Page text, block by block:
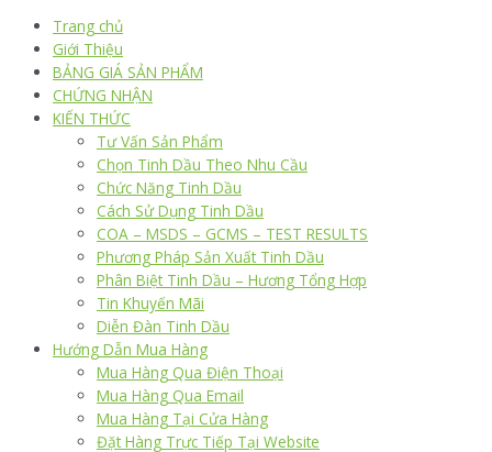
Trang chủ
Giới Thiệu
BẢNG GIÁ SẢN PHẨM
CHỨNG NHẬN
KIẾN THỨC
Tư Vấn Sản Phẩm
Chọn Tinh Dầu Theo Nhu Cầu
Chức Năng Tinh Dầu
Cách Sử Dụng Tinh Dầu
COA – MSDS – GCMS – TEST RESULTS
Phương Pháp Sản Xuất Tinh Dầu
Phân Biệt Tinh Dầu – Hương Tổng Hợp
Tin Khuyến Mãi
Diễn Đàn Tinh Dầu
Hướng Dẫn Mua Hàng
Mua Hàng Qua Điện Thoại
Mua Hàng Qua Email
Mua Hàng Tại Cửa Hàng
Đặt Hàng Trực Tiếp Tại Website